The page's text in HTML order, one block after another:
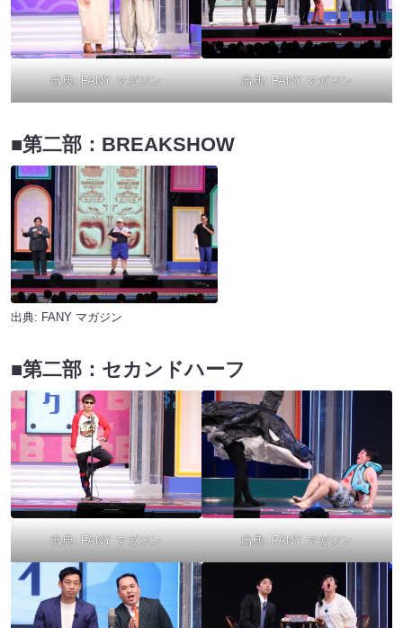
出典: FANY マガジン 出典: FANY マガジン
■第二部：BREAKSHOW
出典: FANY マガジン
■第二部：セカンドハーフ
出典: FANY マガジン 出典: FANY マガジン